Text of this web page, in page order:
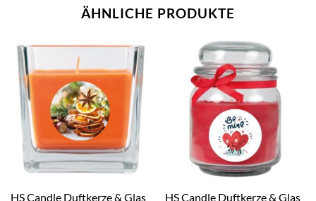
ÄHNLICHE PRODUKTE
HS Candle Duftkerze & Glas HS Candle Duftkerze & Glas